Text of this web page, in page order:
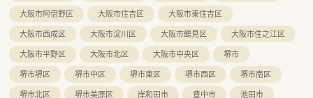
大阪市阿倍野区
大阪市住吉区
大阪市東住吉区
大阪市西成区
大阪市淀川区 大阪市鶴見区
大阪市住之江区
大阪市平野区
大阪市北区 大阪市中央区
堺市
堺市堺区
堺市中区 堺市東区 堺市西区
堺市南区
堺市北区
堺市美原区 岸和田市 豊中市
池田市